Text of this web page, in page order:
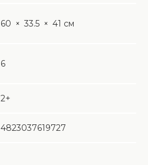
60 × 33.5 × 41 см
6
2+
4823037619727